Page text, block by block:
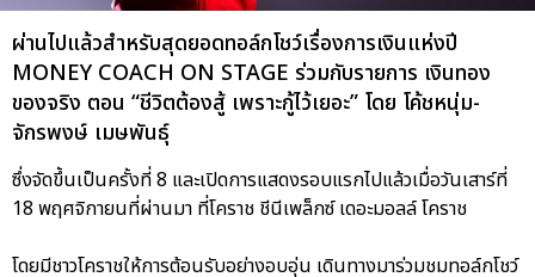
ผ่านไปแล้วสำหรับสุดยอดทอล์กโชว์เรื่องการเงินแห่งปี
MONEY COACH ON STAGE ร่วมกับรายการ เงินทอง
ของจริง ตอน “ชีวิตต้องสู้ เพราะกู้ไว้เยอะ” โดย โค้ชหนุ่ม-
จักรพงษ์ เมษพันธุ์
ซึ่งจัดขึ้นเป็นครั้งที่ 8 และเปิดการแสดงรอบแรกไปแล้วเมื่อวันเสาร์ที่
18 พฤศจิกายนที่ผ่านมา ที่โคราช ชีนีเพล็กซ์ เดอะมอลล์ โคราช
โดยมีชาวโคราชให้การต้อนรับอย่างอบอุ่น เดินทางมาร่วมชมทอล์กโชว์